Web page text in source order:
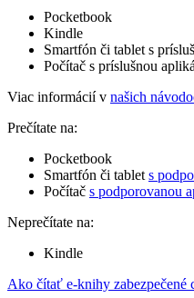
Pocketbook
Kindle
Smartfón či tablet s
Počítač s príslušnou
Viac informácií v našich
Prečítate na:
Pocketbook
Smartfón či tablet s
Počítač s podporovanou
Neprečítate na:
Kindle
Ako čítať e-knihy zabezpečené